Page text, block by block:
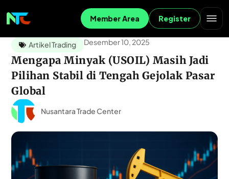
Member Area Register
Artikel Trading Desember 10, 2025
Mengapa Minyak (USOIL) Masih Jadi
Pilihan Stabil di Tengah Gejolak Pasar
Global
Nusantara Trade Center